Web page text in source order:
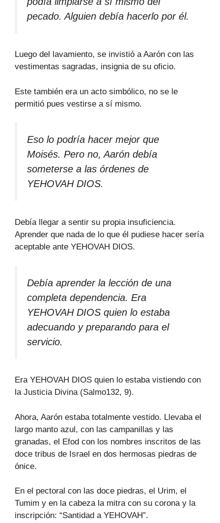
pecado. Alguien debía hacerlo por él.
Luego del lavamiento, se invistió a Aarón con las
vestimentas sagradas, insignia de su oficio.
Este también era un acto simbólico, no se le
permitió pues vestirse a sí mismo.
Eso lo podría hacer mejor que
Moisés. Pero no, Aarón debía
someterse a las órdenes de
YEHOVAH DIOS.
Debía llegar a sentir su propia insuficiencia.
Aprender que nada de lo que él pudiese hacer sería
aceptable ante YEHOVAH DIOS.
Debía aprender la lección de una
completa dependencia. Era
YEHOVAH DIOS quien lo estaba
adecuando y preparando para el
servicio.
Era YEHOVAH DIOS quien lo estaba vistiendo con
la Justicia Divina (Salmo132, 9).
Ahora, Aarón estaba totalmente vestido. Llevaba el
largo manto azul, con las campanillas y las
granadas, el Efod con los nombres inscritos de las
doce tribus de Israel en dos hermosas piedras de
ónice.
En el pectoral con las doce piedras, el Urim, el
Tumim y en la cabeza la mitra con su corona y la
inscripción: “Santidad a YEHOVAH”.